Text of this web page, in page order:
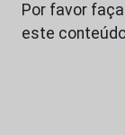
Por favor faça
este